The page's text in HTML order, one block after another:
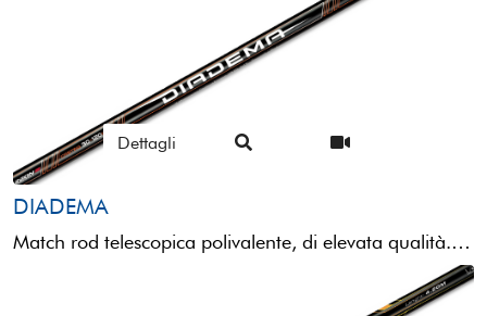
Dettagli
DIADEMA
Match rod telescopica polivalente, di elevata qualità.Sottile e leggera, la Diadema è comunque un attrezzo molto potente ...